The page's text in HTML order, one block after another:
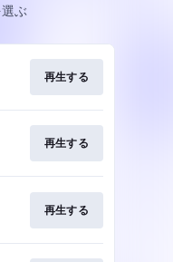
ぶ
再生する
再生する
再生する